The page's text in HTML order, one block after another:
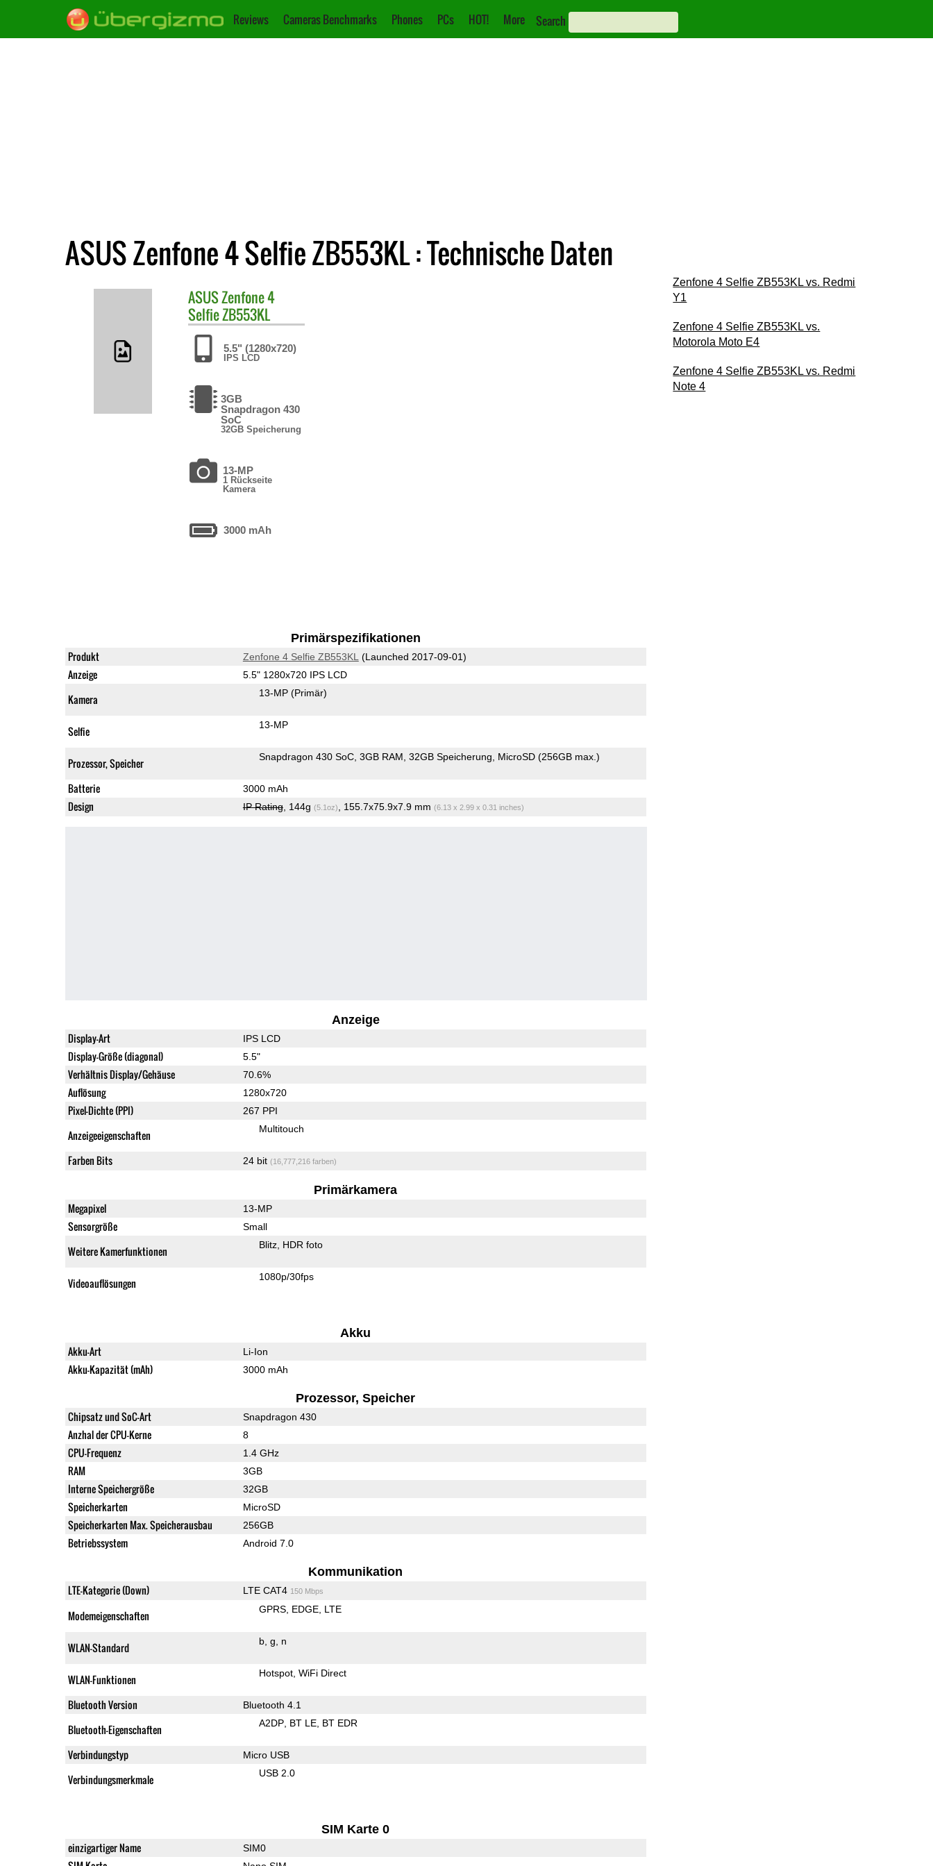
Reviews Cameras Benchmarks Phones PCs HOT! More Search
ASUS Zenfone 4 Selfie ZB553KL : Technische Daten
ASUSZenfone 4
Selfie ZB553KL
5.5" (1280x720)
IPS LCD
3GB
Snapdragon 430
SoC
32GB Speicherung
13-MP
1 Rückseite
Kamera
3000 mAh
Primärspezifikationen
Produkt Zenfone 4 Selfie ZB553KL (Launched 2017-09-01)
Anzeige 5.5" 1280x720 IPS LCD
Kamera 13-MP (Primär)
Selfie 13-MP
Prozessor, Speicher Snapdragon 430 SoC 3GB RAM 32GB Speicherung MicroSD (256GB max.)
Batterie 3000 mAh
Design IP Rating, 144g (5.1oz) , 155.7x75.9x7.9 mm (6.13 x 2.99 x 0.31 inches)
Anzeige
Display-Art IPS LCD
Display-Größe (diagonal) 5.5"
Verhältnis Display/Gehäuse 70.6%
Auflösung 1280x720
Pixel-Dichte (PPI) 267 PPI
Anzeigeeigenschaften Multitouch
Farben Bits 24 bit (16,777,216 farben)
Primärkamera
Megapixel 13-MP
Sensorgröße Small
Weitere Kamerfunktionen Blitz HDR foto
Videoauflösungen 1080p/30fps
Akku
Akku-Art Li-Ion
Akku-Kapazität (mAh) 3000 mAh
Prozessor, Speicher
Chipsatz und SoC-Art Snapdragon 430
Anzhal der CPU-Kerne 8
CPU-Frequenz 1.4 GHz
RAM 3GB
Interne Speichergröße 32GB
Speicherkarten MicroSD
Speicherkarten Max. Speicherausbau 256GB
Betriebssystem Android 7.0
Kommunikation
LTE-Kategorie (Down) LTE CAT4 150 Mbps
Modemeigenschaften GPRS EDGE LTE
WLAN-Standard b g n
WLAN-Funktionen Hotspot WiFi Direct
Bluetooth Version Bluetooth 4.1
Bluetooth-Eigenschaften A2DP BT LE BT EDR
Verbindungstyp Micro USB
Verbindungsmerkmale USB 2.0
SIM Karte 0
einzigartiger Name SIM0
Zenfone 4 Selfie ZB553KL vs. Redmi
Y1
Zenfone 4 Selfie ZB553KL vs.
Motorola Moto E4
Zenfone 4 Selfie ZB553KL vs. Redmi
Note 4